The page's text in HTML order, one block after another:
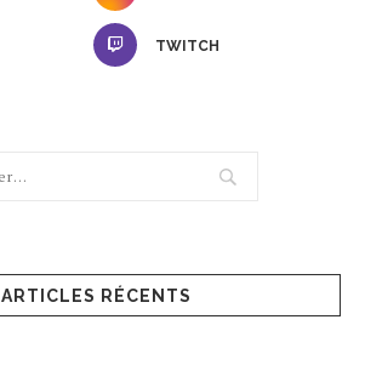
TWITCH
ARTICLES RÉCENTS